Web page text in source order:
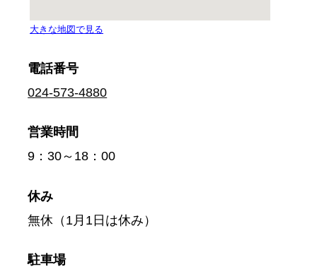
電話番号
024-573-4880
営業時間
9：30～18：00
休み
無休（1月1日は休み）
駐車場